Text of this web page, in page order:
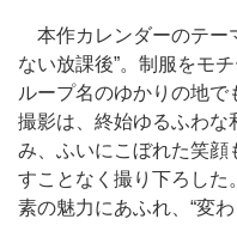
本作カレンダーのテー
ない放課後”。制服をモ
ループ名のゆかりの地で
撮影は、終始ゆるふわな
み、ふいにこぼれた笑顔
すことなく撮り下ろした
素の魅力にあふれ、“変